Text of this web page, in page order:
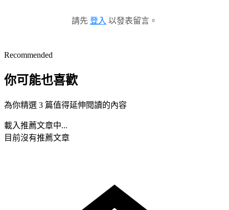
請先 登入 以發表留言。
Recommended
你可能也喜歡
為你精選 3 篇值得延伸閱讀的內容
載入推薦文章中...
目前沒有推薦文章